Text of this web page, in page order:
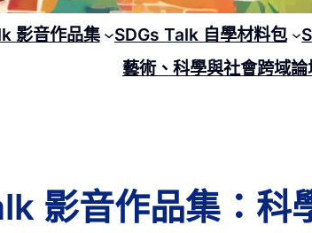
影音作品集 SDGs Talk 自學材料包
藝術、科學與社會跨域論
影音作品集：